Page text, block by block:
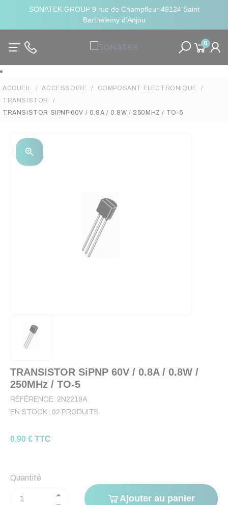
SONATEK GROUP 9 rue de Champfleur 49124 Saint
Barthelemy d'Anjou
0
ACCUEIL ACCESSOIRE
COMPOSANT ELECTRONIQUE
TRANSISTOR
TRANSISTOR SIPNP 60V / 0.8A / 0.8W / 250MHZ / TO-5
zoom_in
TRANSISTOR SiPNP 60V / 0.8A / 0.8W /
250MHz / TO-5
RÉFÉRENCE: 2N2219A
EN STOCK : 92 PRODUITS
0,90 € TTC
Quantité
Ajouter au panier